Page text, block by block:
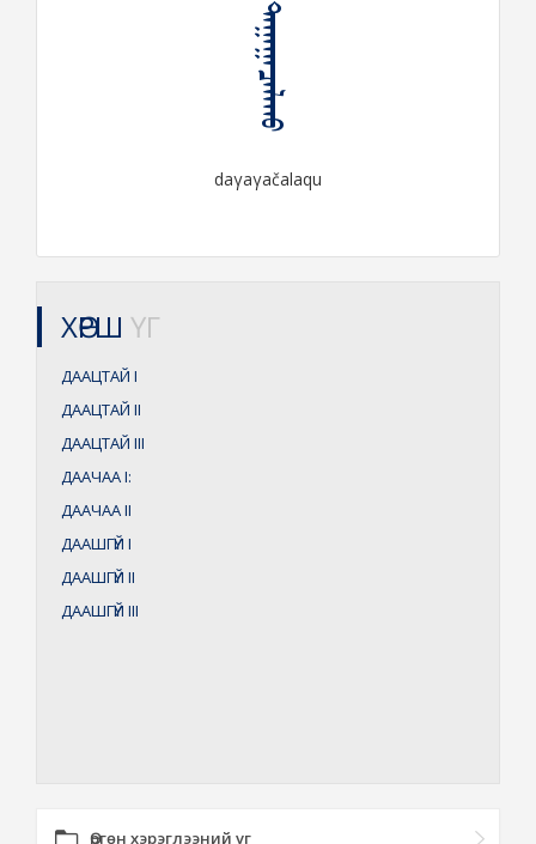
ᠳᠠᠭᠠᠭᠠᠴᠠᠯᠠᠬᠤ
daγaγačalaqu
ХӨРШ ҮГ
ДААЦТАЙ I
ДААЦТАЙ II
ДААЦТАЙ III
ДААЧААI:
ДААЧААII
ДААШГҮЙ I
ДААШГҮЙ II
ДААШГҮЙ III
Өргөн хэрэглээний үг